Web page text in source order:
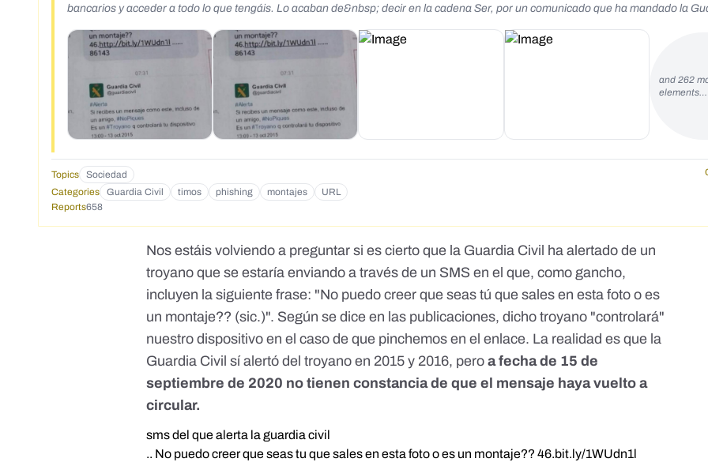
bancarios y acceder a todo lo que tengáis. Lo acaban de&nbsp; decir en la cadena Ser, por un comunicado que ha mandado la
and 262
elements…
Topics Sociedad
Categories
Guardia Civil timos phishing montajes
URL
Reports658
Nos estáis volviendo a preguntar si es cierto que la Guardia Civil ha alertado de un
troyano que se estaría enviando a través de un SMS en el que, como gancho,
incluyen la siguiente frase: "No puedo creer que seas tú que sales en esta foto o es
un montaje?? (sic.)". Según se dice en las publicaciones, dicho troyano "controlará"
nuestro dispositivo en el caso de que pinchemos en el enlace. La realidad es que la
Guardia Civil sí alertó del troyano en 2015 y 2016, peroa fecha de 15 de
septiembre de 2020 no tienen constancia de que el mensaje haya vuelto a
circular.
sms del que alerta la guardia civil
.. No puedo creer que seas tu que sales en esta foto o es un montaje?? 46.bit.ly/1WUdn1l